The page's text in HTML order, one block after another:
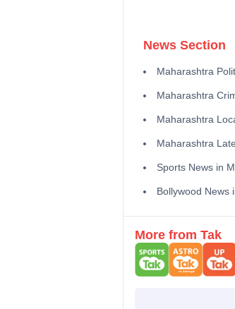
News Section
Maharashtra
Maharashtra
Maharashtra
Maharashtra
Sports News in
Bollywood News
More from Tak